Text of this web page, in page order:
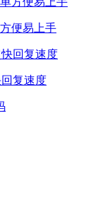
便易上手
复速度